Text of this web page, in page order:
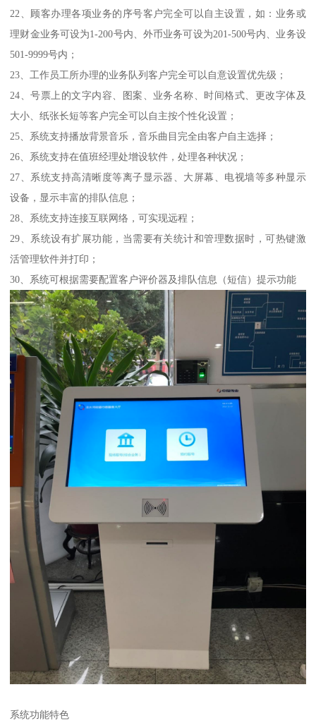
22、顾客办理各项业务的序号客户完全可以自主设置，如：业务或
理财金业务可设为1-200号内、外币业务可设为201-500号内、业务设
501-9999号内；
23、工作员工所办理的业务队列客户完全可以自意设置优先级；
24、号票上的文字内容、图案、业务名称、时间格式、更改字体及
大小、纸张长短等客户完全可以自主按个性化设置；
25、系统支持播放背景音乐，音乐曲目完全由客户自主选择；
26、系统支持在值班经理处增设软件，处理各种状况；
27、系统支持高清晰度等离子显示器、大屏幕、电视墙等多种显示
设备，显示丰富的排队信息；
28、系统支持连接互联网络，可实现远程；
29、系统设有扩展功能，当需要有关统计和管理数据时，可热键激
活管理软件并打印；
30、系统可根据需要配置客户评价器及排队信息（短信）提示功能
系统功能特色